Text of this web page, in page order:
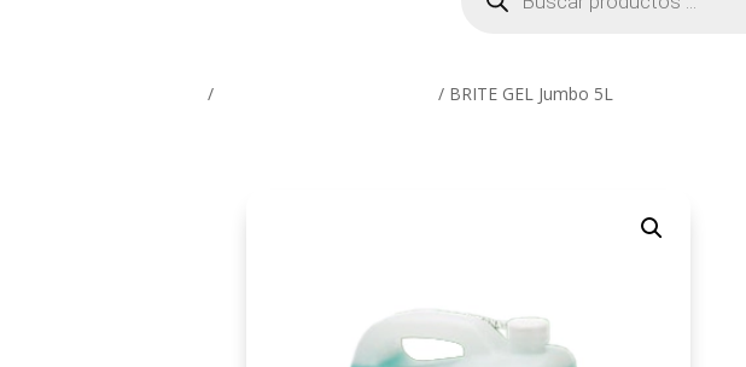
productos
/ / BRITE GEL Jumbo 5L